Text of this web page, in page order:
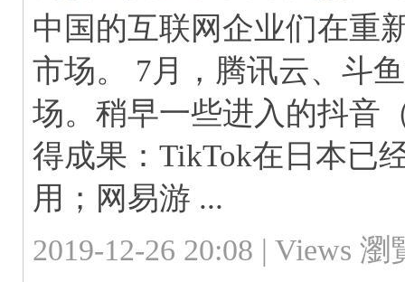
中国的互联网企业们在重
市场。 7月，腾讯云、斗
场。稍早一些进入的抖音
得成果：TikTok在日本已
用；网易游 ...
2019-12-26 20:08 | Views 瀏